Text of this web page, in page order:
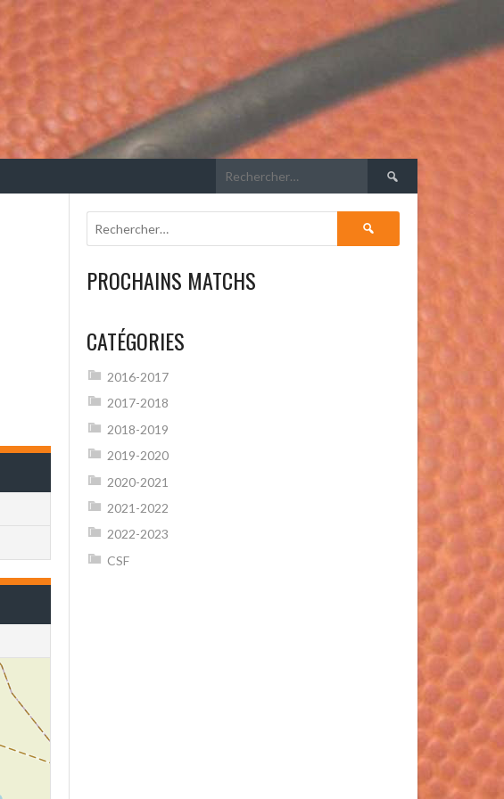
Rechercher :
Rechercher :
PROCHAINS MATCHS
CATÉGORIES
2016-2017
2017-2018
2018-2019
2019-2020
2020-2021
2021-2022
2022-2023
CSF